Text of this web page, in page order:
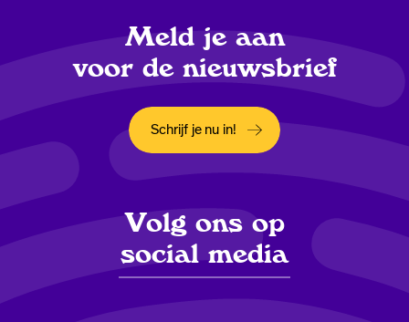
Meld je aan
voor de nieuwsbrief
Opent in een nieuw tabblad
Schrijf je nu in!
Volg ons op
social media